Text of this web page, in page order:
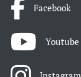
Facebook
Youtube